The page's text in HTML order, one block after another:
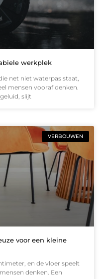
werkplek
net niet waterpas staat,
mensen vooraf denken.
slijt
VERBOUWEN
voor een kleine
en de vloer speelt
denken. Een